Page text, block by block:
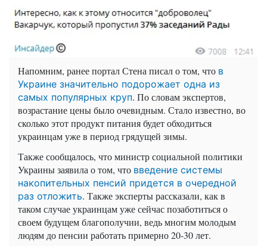
Напомним, ранее портал Стена писал о том, что в
Украине значительно подорожает одна из
самых популярных круп. По словам экспертов,
возрастание цены было очевидным. Стало известно, во
сколько этот продукт питания будет обходиться
украинцам уже в период грядущей зимы.
Также сообщалось, что министр социальной политики
Украины заявила о том, что введение системы
накопительных пенсий придется в очередной
раз отложить. Также эксперты рассказали, как в
таком случае украинцам уже сейчас позаботиться о
своем будущем благополучии, ведь многим молодым
людям до пенсии работать примерно 20-30 лет.